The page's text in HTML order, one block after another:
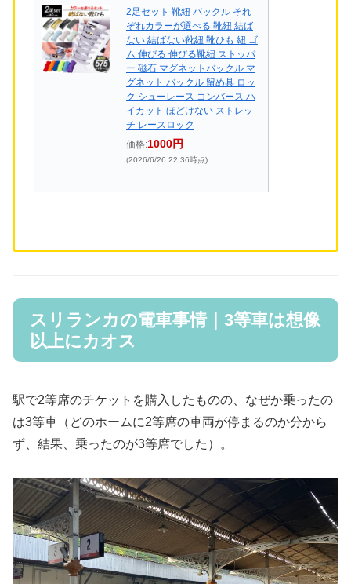
2足セット 靴紐 バックル それ
ぞれカラーが選べる 靴紐 結ば
ない 結ばない靴紐 靴ひも 紐 ゴ
ム 伸びる 伸びる靴紐 ストッパ
ー 磁石 マグネットバックル マ
グネット バックル 留め具 ロッ
ク シューレース コンバース ハ
イカット ほどけない ストレッ
チ レースロック
価格:1000円
(2026/6/26 22:36時点)
スリランカの電車事情｜3等車は想像
以上にカオス
駅で2等席のチケットを購入したものの、なぜか乗ったの
は3等車（どのホームに2等席の車両が停まるのか分から
ず、結果、乗ったのが3等席でした）。